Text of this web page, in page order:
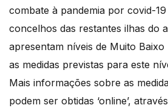
combate à pandemia por covid-
concelhos das restantes ilhas do
apresentam níveis de Muito
as medidas previstas para este
Mais informações sobre as
podem ser obtidas ‘online’,